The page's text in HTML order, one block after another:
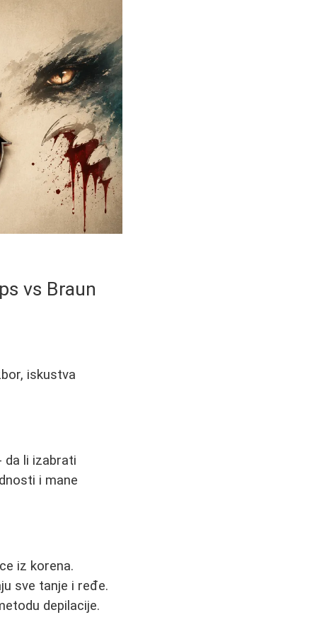
vs Braun
iskustva
da li izabrati
i mane
iz korena.
sve tanje i ređe.
depilacije.